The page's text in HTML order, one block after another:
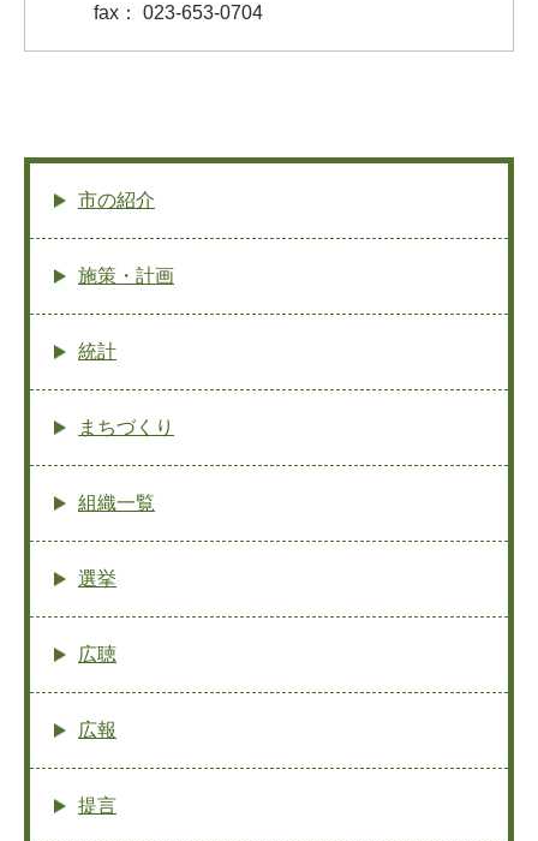
fax： 023-653-0704
市の紹介
施策・計画
統計
まちづくり
組織一覧
選挙
広聴
広報
提言